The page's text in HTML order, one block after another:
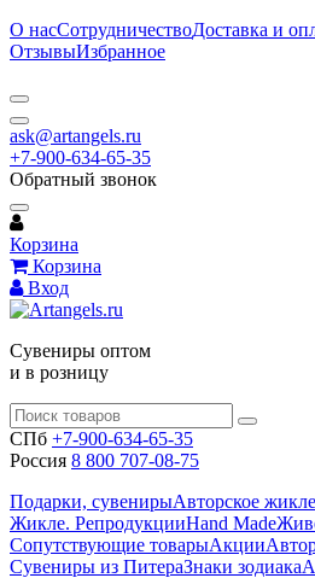
О насСотрудничествоДоставка и
ОтзывыИзбранное
ask@artangels.ru
+7-900-634-65-35
Обратный звонок
Корзина
Корзина
Вход
Сувениры оптом
и в розницу
СПб +7-900-634-65-35
Россия 8 800 707-08-75
Подарки, сувенирыАвторское
Жикле. РепродукцииHand Made
Сопутствующие товарыАкции
Сувениры из ПитераЗнаки зодиака